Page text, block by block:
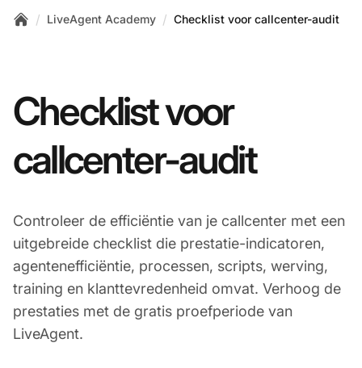
/ LiveAgent Academy / Checklist voor callcenter-audit
Checklist voor
callcenter-audit
Controleer de efficiëntie van je callcenter met een
uitgebreide checklist die prestatie-indicatoren,
agentenefficiëntie, processen, scripts, werving,
training en klanttevredenheid omvat. Verhoog de
prestaties met de gratis proefperiode van
LiveAgent.